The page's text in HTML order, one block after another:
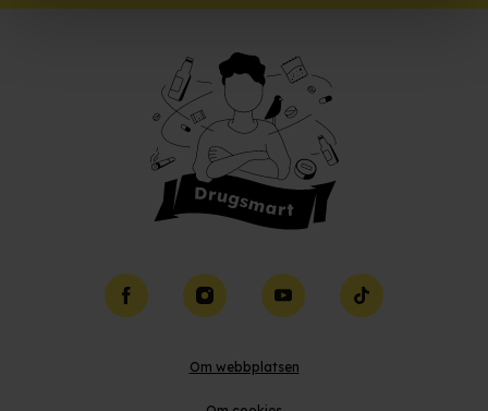
FacebookInstagramYouTube TikTok
Om webbplatsen